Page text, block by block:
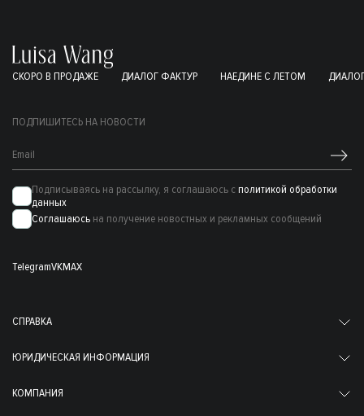
СКОРО В ПРОДАЖЕ ДИАЛОГ ФАКТУР НАЕДИНЕ С ЛЕТОМ
ПОДПИШИТЕСЬ НА НОВОСТИ
Подписываясь на рассылку, я соглашаюсь с политикой обработки
данных
Соглашаюсь на получение новостных и рекламных сообщений
TelegramVKMAX
СПРАВКА
ЮРИДИЧЕСКАЯ ИНФОРМАЦИЯ
КОМПАНИЯ